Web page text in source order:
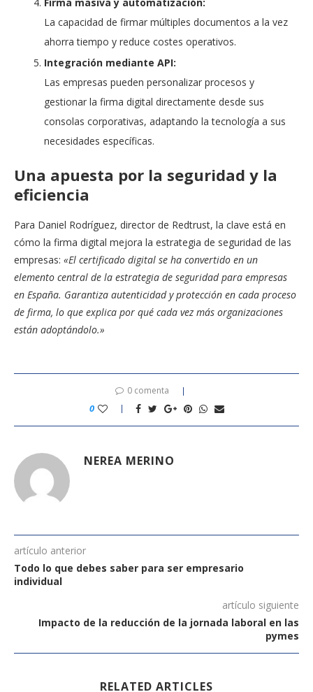
La capacidad de firmar múltiples documentos a la vez
ahorra tiempo y reduce costes operativos.
Integración mediante API:
Las empresas pueden personalizar procesos y
gestionar la firma digital directamente desde sus
consolas corporativas, adaptando la tecnología a sus
necesidades específicas.
Una apuesta por la seguridad y la
eficiencia
Para Daniel Rodríguez, director de Redtrust, la clave está en
cómo la firma digital mejora la estrategia de seguridad de las
empresas: «El certificado digital se ha convertido en un
elemento central de la estrategia de seguridad para empresas
en España. Garantiza autenticidad y protección en cada proceso
de firma, lo que explica por qué cada vez más organizaciones
están adoptándolo.»
0 comenta
0
NEREA MERINO
artículo anterior
Todo lo que debes saber para ser empresario
individual
artículo siguiente
Impacto de la reducción de la jornada laboral en las
pymes
RELATED ARTICLES